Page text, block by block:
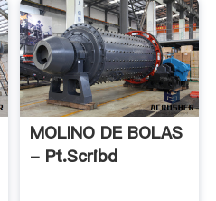
MOLINO DE BOLAS
- Pt.scribd